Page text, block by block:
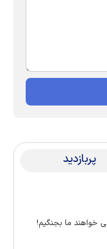
پربازدید
خواهند ما بجنگیم!